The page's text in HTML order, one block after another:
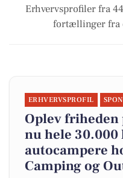
Erhvervsprofiler fra
fortællinger fra
ERHVERVSPROFIL
Oplev friheden
nu hele
autocampere
Camping og